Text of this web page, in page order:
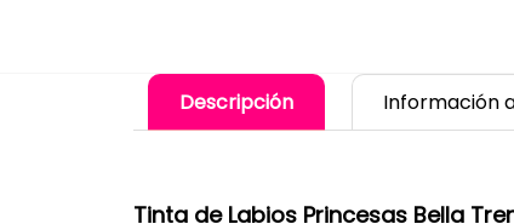
Descripción Información
Tinta de Labios Princesas Bella